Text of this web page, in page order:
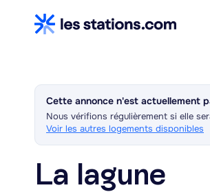
Cette annonce n'est actuellement
Nous vérifions régulièrement si elle
Voir les autres logements disponibles
La lagune